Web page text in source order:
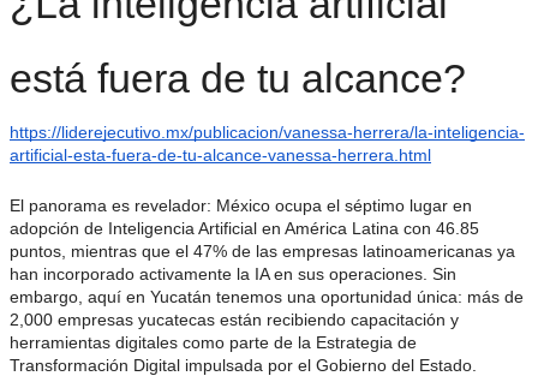
está fuera de tu alcance?
https://liderejecutivo.mx/publicacion/vanessa-herrera/la-inteligencia-
artificial-esta-fuera-de-tu-alcance-vanessa-herrera.html
El panorama es revelador: México ocupa el séptimo lugar en
adopción de Inteligencia Artificial en América Latina con 46.85
puntos, mientras que el 47% de las empresas latinoamericanas ya
han incorporado activamente la IA en sus operaciones. Sin
embargo, aquí en Yucatán tenemos una oportunidad única: más de
2,000 empresas yucatecas están recibiendo capacitación y
herramientas digitales como parte de la Estrategia de
Transformación Digital impulsada por el Gobierno del Estado.